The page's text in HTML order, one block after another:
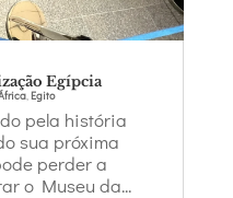
Egípcia
, Egito
pela história
sua próxima
perder a
o Museu da...